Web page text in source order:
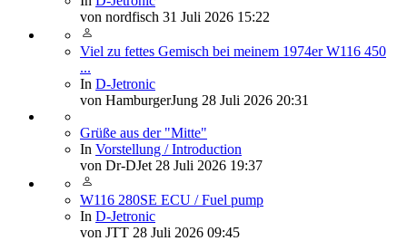
von nordfisch 31 Juli 2026 15:22
Viel zu fettes Gemisch bei meinem 1974er W116 450
...
In D-Jetronic
von HamburgerJung 28 Juli 2026 20:31
Grüße aus der "Mitte"
In Vorstellung / Introduction
von Dr-DJet 28 Juli 2026 19:37
W116 280SE ECU / Fuel pump
In D-Jetronic
von JTT 28 Juli 2026 09:45